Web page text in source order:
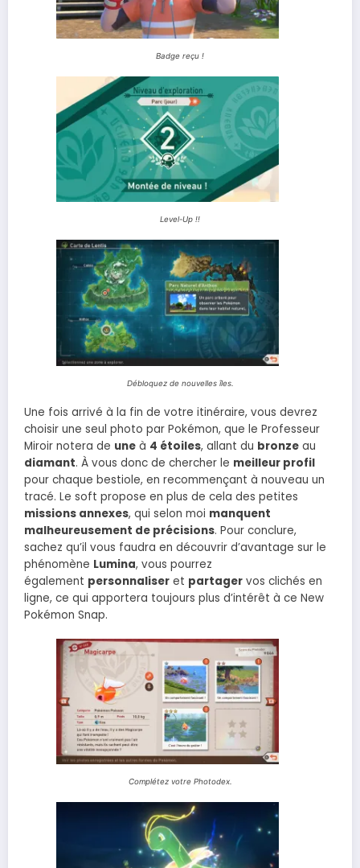
Badge reçu !
Level-Up !!
Débloquez de nouvelles îles.
Une fois arrivé à la fin de votre itinéraire, vous devrez
choisir une seul photo par Pokémon, que le Professeur
Miroir notera de une à 4 étoiles, allant du bronze au
diamant. À vous donc de chercher le meilleur profil
pour chaque bestiole, en recommençant à nouveau un
tracé. Le soft propose en plus de cela des petites
missions annexes, qui selon moi manquent
malheureusement de précisions. Pour conclure,
sachez qu’il vous faudra en découvrir d’avantage sur le
phénomène Lumina, vous pourrez
également personnaliser et partager vos clichés en
ligne, ce qui apportera toujours plus d’intérêt à ce New
Pokémon Snap.
Complétez votre Photodex.